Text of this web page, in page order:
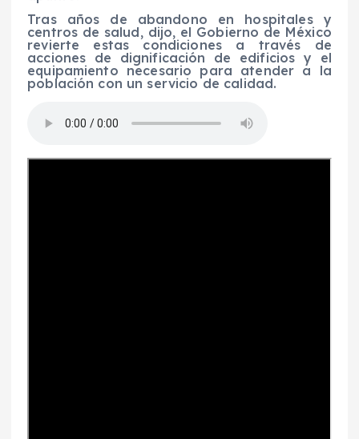
Tras años de abandono en hospitales y
centros de salud, dijo, el Gobierno de México
revierte estas condiciones a través de
acciones de dignificación de edificios y el
equipamiento necesario para atender a la
población con un servicio de calidad.